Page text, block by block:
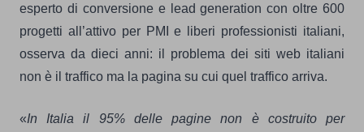
esperto di conversione e lead generation con oltre 600
progetti all’attivo per PMI e liberi professionisti italiani,
osserva da dieci anni: il problema dei siti web italiani
non è il traffico ma la pagina su cui quel traffico arriva.
«In Italia il 95% delle pagine non è costruito per